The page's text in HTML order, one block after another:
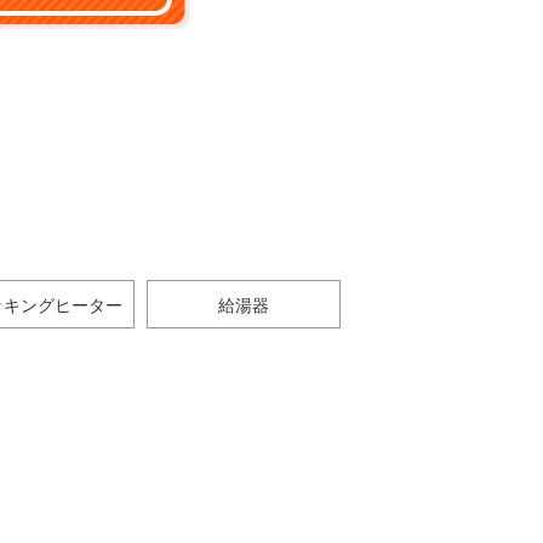
ングヒーター 給湯器